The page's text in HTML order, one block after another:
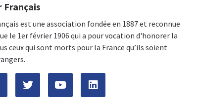
Français
est une association fondée en 1887 et reconnue
le 1er février 1906 qui a pour vocation d'honorer la
ceux qui sont morts pour la France qu’ils soient